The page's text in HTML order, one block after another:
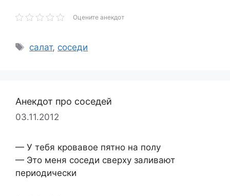
Оцените анекдот
Метки
салат, соседи
Анекдот про соседей
03.11.2012
— У тебя кровавое пятно на полу
— Это меня соседи сверху заливают
периодически